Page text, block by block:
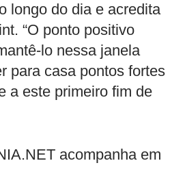
longo do dia e acredita
“O ponto positivo
lo nessa janela
para casa pontos fortes
a este primeiro fim de
acompanha em